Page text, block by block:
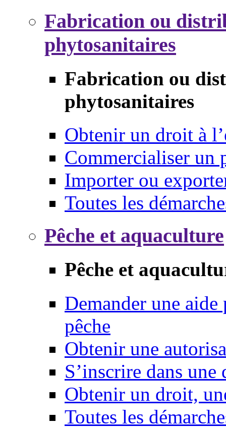
Fabrication ou
phytosanitaires
Fabrication ou
phytosanitaires
Obtenir un droit à
Commercialiser un
Importer ou
Toutes les
Pêche et aquaculture
Pêche et
Demander une
pêche
Obtenir une
S’inscrire dans une
Obtenir un droit,
Toutes les